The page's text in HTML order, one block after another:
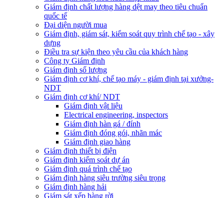
Giám định chất lượng hàng dệt may theo tiêu chuẩn
quốc tế
Đại diện người mua
Giám định, giám sát, kiểm soát quy trình chế tạo - xây
dựng
Điều tra sự kiện theo yêu cầu của khách hàng
Công ty Giám định
Giám định số lượng
Giám định cơ khí, chế tạo máy - giám định tại xưởng-
NDT
Giám định cơ khí/ NDT
Giám định vật liệu
Electrical engineering, inspectors
Giám định hàn gá / đính
Giám định đóng gói, nhãn mác
Giám định giao hàng
Giám định thiết bị điện
Giám định kiểm soát dự án
Giám định quá trình chế tạo
Giám định hàng siêu trường siêu trọng
Giám định hàng hải
Giám sát xếp hàng rời